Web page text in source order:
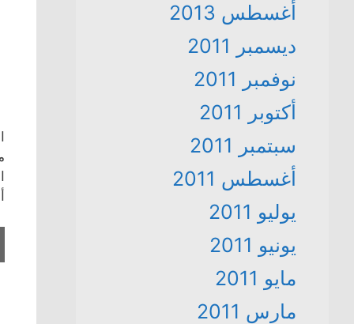
أغسطس 2013
ديسمبر 2011
نوفمبر 2011
أكتوبر 2011
سبتمبر 2011
أغسطس 2011
يوليو 2011
يونيو 2011
مايو 2011
مارس 2011